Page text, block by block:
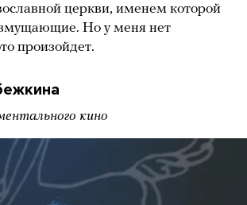
церкви, именем которой
Но у меня нет
произойдет.
кино